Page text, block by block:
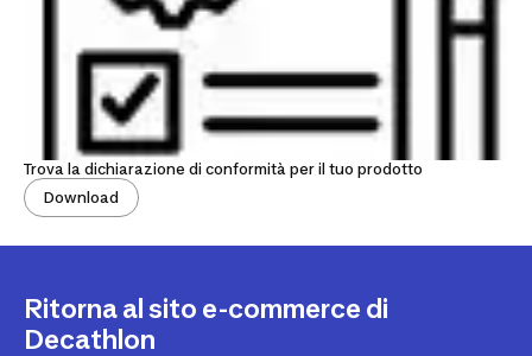
Trova la dichiarazione di conformità per il tuo prodotto
Download
Ritorna al sito e-commerce di
Decathlon